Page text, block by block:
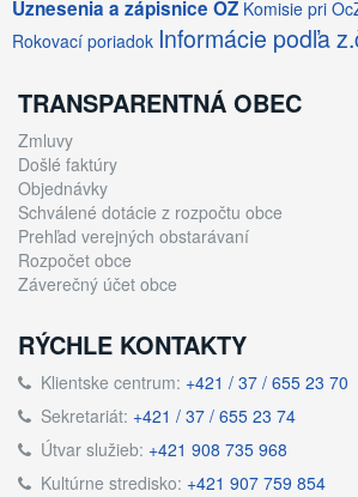
Uznesenia a zápisnice OZ Komisie pri
Rokovací poriadok Informácie podľa
TRANSPARENTNÁ OBEC
Zmluvy
Došlé faktúry
Objednávky
Schválené dotácie z rozpočtu obce
Prehľad verejných obstarávaní
Rozpočet obce
Záverečný účet obce
RÝCHLE KONTAKTY
Klientske centrum: +421 / 37 / 655 23 70
Sekretariát: +421 / 37 / 655 23 74
Útvar služieb: +421 908 735 968
Kultúrne stredisko: +421 907 759 854